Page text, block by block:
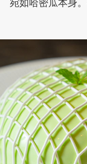
宛如哈密瓜本身